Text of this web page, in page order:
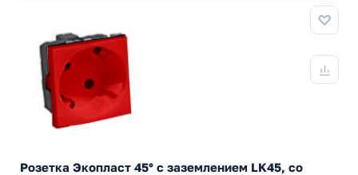
Розетка Экопласт 45° с заземлением LK45, со